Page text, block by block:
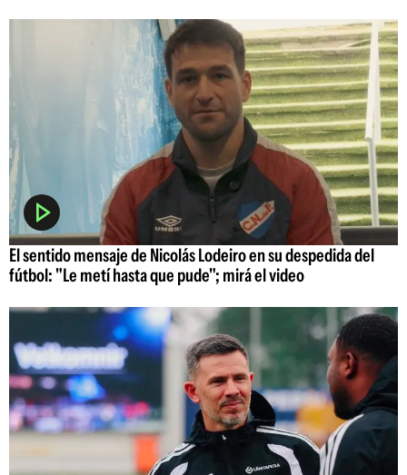
El sentido mensaje de Nicolás Lodeiro en su despedida del
fútbol: "Le metí hasta que pude"; mirá el video